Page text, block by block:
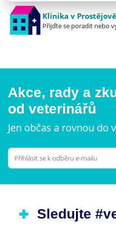
Klinika v Prostějově
Přijďte se poradit nebo
Akce, rady a
od veterinářů
Jen občas a rovnou do
Sledujte